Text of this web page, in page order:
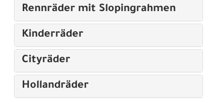
Rennräder mit Slopingrahmen
Kinderräder
Cityräder
Hollandräder